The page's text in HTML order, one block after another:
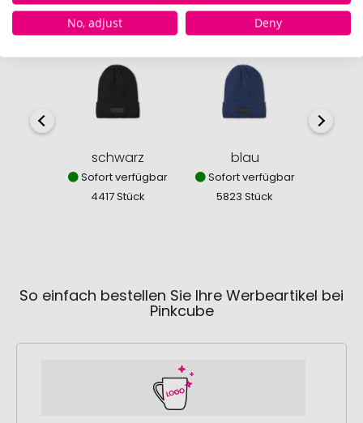
Verfügbare Farben
schwarz
Sofort verfügbar
4417 Stück
blau
Sofort verfügbar
5823 Stück
So einfach bestellen Sie Ihre Werbeartikel bei
Pinkcube
No, adjust
Deny